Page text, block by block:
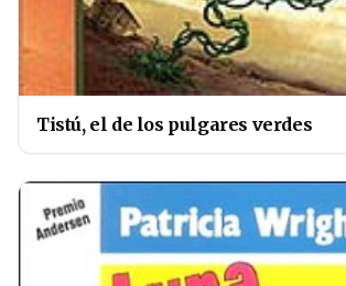
Tistú, el de los pulgares verdes